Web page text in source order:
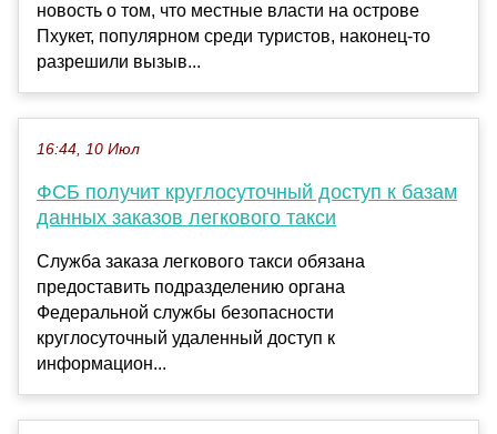
новость о том, что местные власти на острове
Пхукет, популярном среди туристов, наконец-то
разрешили вызыв...
16:44, 10 Июл
ФСБ получит круглосуточный доступ к базам
данных заказов легкового такси
Служба заказа легкового такси обязана
предоставить подразделению органа
Федеральной службы безопасности
круглосуточный удаленный доступ к
информацион...